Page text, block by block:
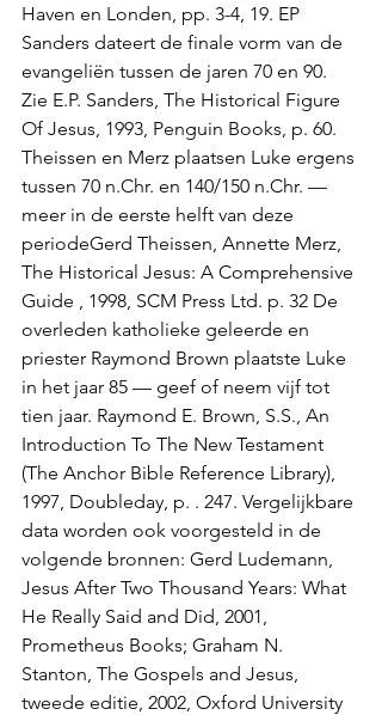
Haven en Londen, pp. 3-4, 19. EP
Sanders dateert de finale vorm van de
evangeliën tussen de jaren 70 en 90.
Zie E.P. Sanders, The Historical Figure
Of Jesus, 1993, Penguin Books, p. 60.
Theissen en Merz plaatsen Luke ergens
tussen 70 n.Chr. en 140/150 n.Chr. —
meer in de eerste helft van deze
periodeGerd Theissen, Annette Merz,
The Historical Jesus: A Comprehensive
Guide , 1998, SCM Press Ltd. p. 32 De
overleden katholieke geleerde en
priester Raymond Brown plaatste Luke
in het jaar 85 — geef of neem vijf tot
tien jaar. Raymond E. Brown, S.S., An
Introduction To The New Testament
(The Anchor Bible Reference Library),
1997, Doubleday, p. . 247. Vergelijkbare
data worden ook voorgesteld in de
volgende bronnen: Gerd Ludemann,
Jesus After Two Thousand Years: What
He Really Said and Did, 2001,
Prometheus Books; Graham N.
Stanton, The Gospels and Jesus,
tweede editie, 2002, Oxford University